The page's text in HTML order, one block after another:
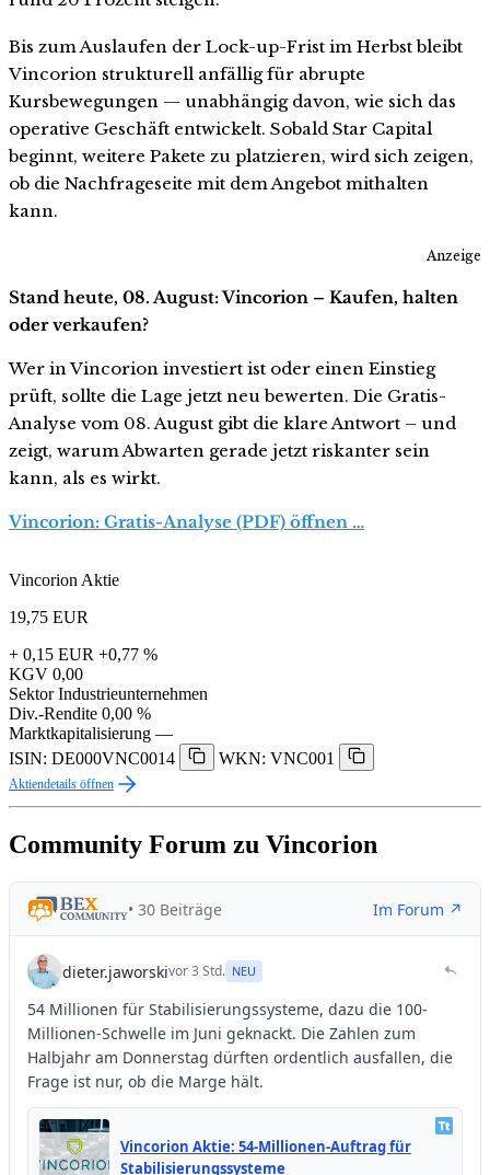
Bis zum Auslaufen der Lock-up-Frist im Herbst bleibt
Vincorion strukturell anfällig für abrupte
Kursbewegungen — unabhängig davon, wie sich das
operative Geschäft entwickelt. Sobald Star Capital
beginnt, weitere Pakete zu platzieren, wird sich zeigen,
ob die Nachfrageseite mit dem Angebot mithalten
kann.
Anzeige
Stand heute, 08. August: Vincorion – Kaufen, halten
oder verkaufen?
Wer in Vincorion investiert ist oder einen Einstieg
prüft, sollte die Lage jetzt neu bewerten. Die Gratis-
Analyse vom 08. August gibt die klare Antwort – und
zeigt, warum Abwarten gerade jetzt riskanter sein
kann, als es wirkt.
Vincorion: Gratis-Analyse (PDF) öffnen …
Vincorion Aktie
19,75 EUR
+ 0,15 EUR +0,77 %
KGV 0,00
Sektor Industrieunternehmen
Div.-Rendite 0,00 %
Marktkapitalisierung —
ISIN: DE000VNC0014
WKN: VNC001
Aktiendetails öffnen
Community Forum zu Vincorion